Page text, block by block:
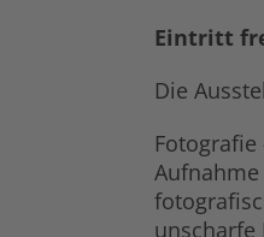
Eintritt
Die
unscharfe